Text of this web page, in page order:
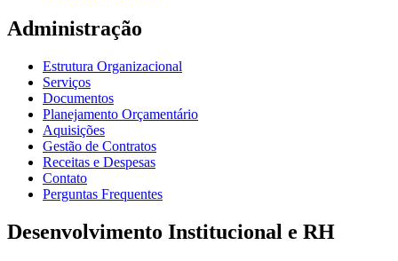
Administração
Estrutura Organizacional
Serviços
Documentos
Planejamento Orçamentário
Aquisições
Gestão de Contratos
Receitas e Despesas
Contato
Perguntas Frequentes
Desenvolvimento Institucional e RH